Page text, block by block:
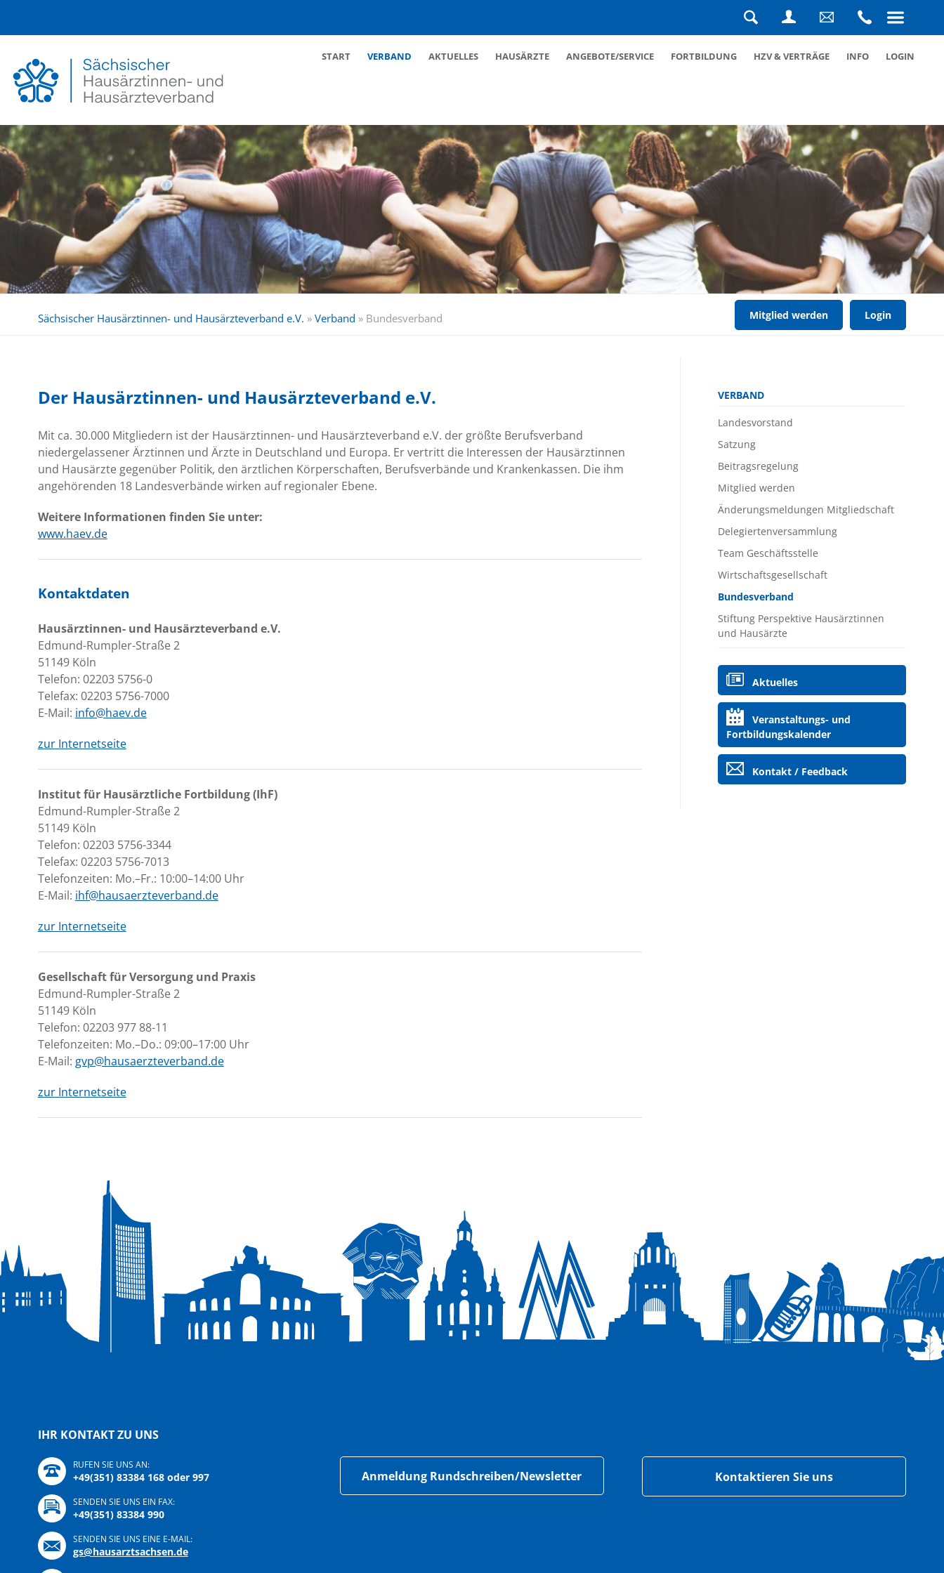
Navigation
überspringen
Sie
Sie
überspringen
START VERBAND AKTUELLES HAUSÄRZTE ANGEBOTE/SERVICE FORTBILDUNG HZV & VERTRÄGE INFO LOGIN
Sächsischer Hausärztinnen- und Hausärzteverband e.V. » Verband » Bundesverband Login
Mitglied werden
Der Hausärztinnen- und Hausärzteverband e.V.
Mit ca. 30.000 Mitgliedern ist der Hausärztinnen- und Hausärzteverband e.V. der größte Berufsverband
niedergelassener Ärztinnen und Ärzte in Deutschland und Europa. Er vertritt die Interessen der Hausärztinnen
und Hausärzte gegenüber Politik, den ärztlichen Körperschaften, Berufsverbände und Krankenkassen. Die ihm
angehörenden 18 Landesverbände wirken auf regionaler Ebene.
Weitere Informationen finden Sie unter:
www.haev.de
Kontaktdaten
Hausärztinnen- und Hausärzteverband e.V.
Edmund-Rumpler-Straße 2
51149 Köln
Telefon: 02203 5756-0
Telefax: 02203 5756-7000
E-Mail: info@haev.de
zur Internetseite
Institut für Hausärztliche Fortbildung (IhF)
Edmund-Rumpler-Straße 2
51149 Köln
Telefon: 02203 5756-3344
Telefax: 02203 5756-7013
Telefonzeiten: Mo.–Fr.: 10:00–14:00 Uhr
E-Mail: ihf@hausaerzteverband.de
zur Internetseite
Gesellschaft für Versorgung und Praxis
Edmund-Rumpler-Straße 2
51149 Köln
Telefon: 02203 977 88-11
Telefonzeiten: Mo.–Do.: 09:00–17:00 Uhr
E-Mail: gvp@hausaerzteverband.de
zur Internetseite
Navigation
VERBAND
Landesvorstand
Satzung
Beitragsregelung
Mitglied werden
Änderungsmeldungen Mitgliedschaft
Delegiertenversammlung
Team Geschäftsstelle
Wirtschaftsgesellschaft
Bundesverband
Stiftung Perspektive Hausärztinnen
und Hausärzte
Navigation
überspringen
Aktuelles
Veranstaltungs- und
Fortbildungskalender
Kontakt / Feedback
IHR KONTAKT ZU UNS
RUFEN SIE UNS AN:
+49(351) 83384 168 oder 997
SENDEN SIE UNS EIN FAX:
+49(351) 83384 990
SENDEN SIE UNS EINE E-MAIL:
gs@hausarztsachsen.de
Anmeldung Rundschreiben/Newsletter Kontaktieren Sie uns